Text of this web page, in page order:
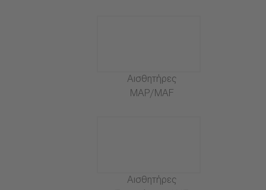
Αισθητήρες
MAP/MAF
Αισθητήρες